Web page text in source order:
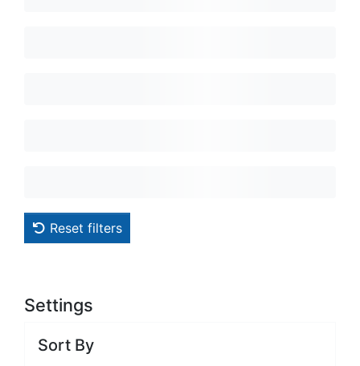
Reset filters
Settings
Sort By